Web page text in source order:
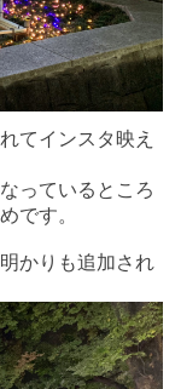
てインスタ映え
っているところ
です。
かりも追加され